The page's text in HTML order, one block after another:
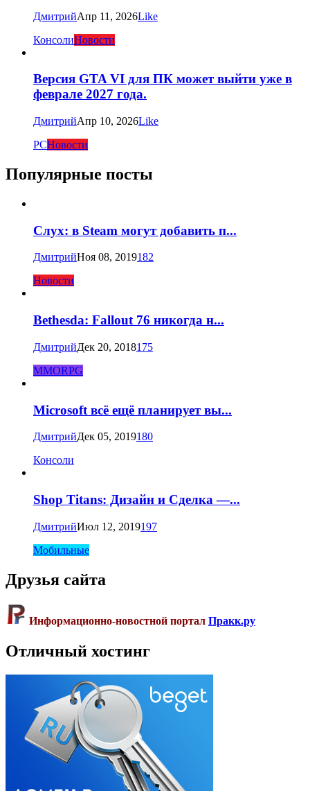
ДмитрийАпр 11, 2026Like
КонсолиНовости
Версия GTA VI для ПК может выйти уже в
феврале 2027 года.
ДмитрийАпр 10, 2026Like
PCНовости
Популярные посты
Слух: в Steam могут добавить п...
ДмитрийНоя 08, 2019182
Новости
Bethesda: Fallout 76 никогда н...
ДмитрийДек 20, 2018175
MMORPG
Microsoft всё ещё планирует вы...
ДмитрийДек 05, 2019180
Консоли
Shop Titans: Дизайн и Сделка —...
ДмитрийИюл 12, 2019197
Мобильные
Друзья сайта
Информационно-новостной портал Пракк.ру
Отличный хостинг